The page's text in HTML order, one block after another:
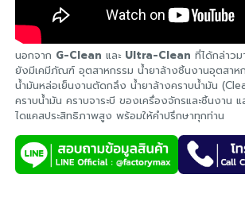
นอกจาก G-Clean และ Ultra-Clean ที่ได้กล่าว
ยังมีเคมีภัณฑ์ อุตสาหกรรม น้ำยาล้างชิ้นงานอุตสาห
น้ำมันหล่อเย็นงานตัดกลึง น้ำยาล้างคราบน้ำมัน
คราบน้ำมัน คราบจาระบี ของเครื่องจักรและชิ้นงาน
ไดแคสประสิทธิภาพสูง พร้อมให้คำปรึกษาทุกท่าน